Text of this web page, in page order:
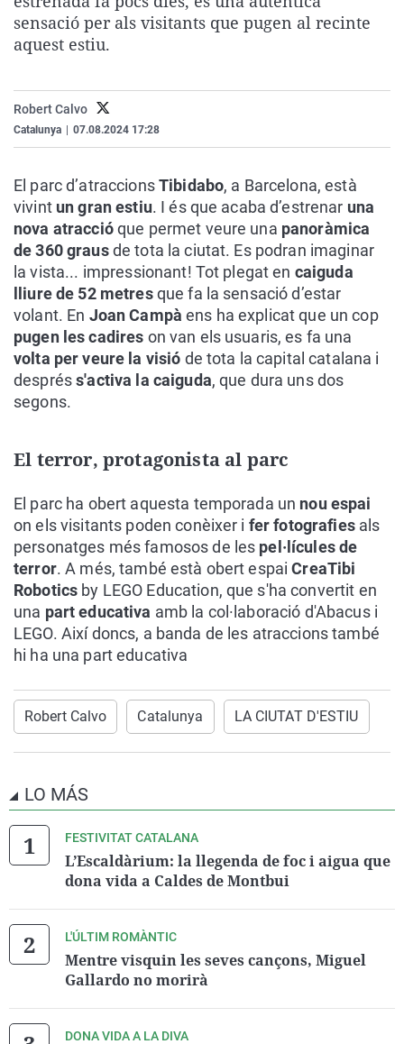
La rosa de los vientos
Extremadura
sensació per als visitants que pugen al recinte
aquest estiu.
Robert Calvo
Catalunya 07.08.2024 17:28
El parc d’atraccionsTibidabo, a Barcelona, està
vivint un gran estiu. I és que acaba d’estrenar una
nova atraccióque permet veure una panoràmica
de 360 grausde tota la ciutat. Es podran imaginar
la vista... impressionant! Tot plegat en caiguda
lliure de 52 metresque fa la sensació d’estar
volant. En Joan Campà ens ha explicat que un cop
pugen les cadires on van els usuaris, es fa una
volta per veure la visió de tota la capital catalana i
despréss'activa la caiguda, que dura uns dos
segons.
El terror, protagonista al parc
El parc ha obert aquesta temporada un nou espai
on els visitants poden conèixer i fer fotografiesals
personatges més famosos de les pel·lícules de
terror. A més, també està obert espaiCreaTibi
Robotics by LEGO Education, que s'ha convertit en
una part educativa amb la col·laboració d'Abacus i
LEGO. Així doncs, a banda de les atraccions també
hi ha una part educativa
Robert Calvo Catalunya LA CIUTAT D'ESTIU
LO MÁS
FESTIVITAT CATALANA
L’Escaldàrium: la llegenda de foc i aigua que
dona vida a Caldes de Montbui
L'ÚLTIM ROMÀNTIC
Mentre visquin les seves cançons, Miguel
Gallardo no morirà
DONA VIDA A LA DIVA